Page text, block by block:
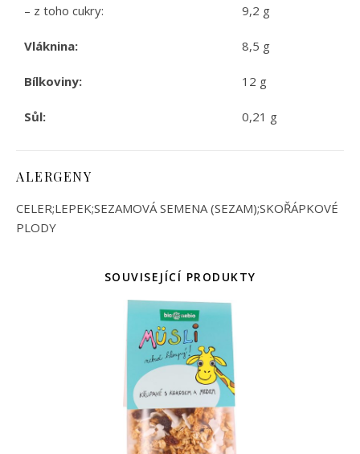
– z toho cukry: 9,2 g
Vláknina: 8,5 g
Bílkoviny: 12 g
Sůl: 0,21 g
ALERGENY
CELER;LEPEK;SEZAMOVÁ SEMENA (SEZAM);SKOŘÁPKOVÉ
PLODY
SOUVISEJÍCÍ PRODUKTY